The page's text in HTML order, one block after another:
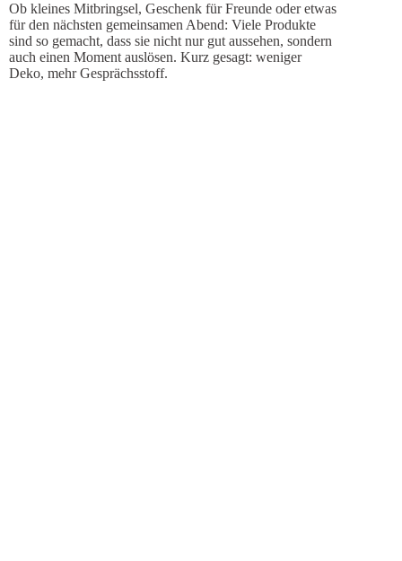
Ob kleines Mitbringsel, Geschenk für Freunde oder etwas
für den nächsten gemeinsamen Abend: Viele Produkte
sind so gemacht, dass sie nicht nur gut aussehen, sondern
auch einen Moment auslösen. Kurz gesagt: weniger
Deko, mehr Gesprächsstoff.